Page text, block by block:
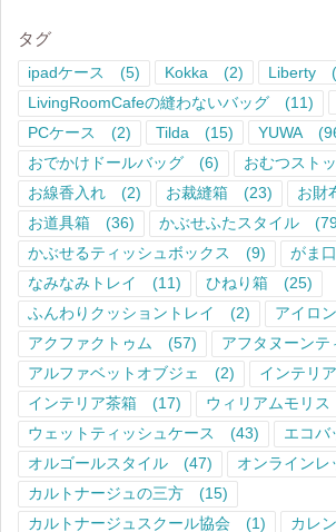
タグ
ipadケース (5) Kokka (2) Liberty
LivingRoomCafeの縫わないバッグ
(11)
PCケース
(2) Tilda (15) YUWA
おでかけドールバッグ
(6) おむつスト
お線香入れ
(2) お裁縫箱 (23) お財
お道具箱
(36) かぶせふたスタイル
かぶせるティッシュボックス
(9) がま
なみなみトレイ
(11) ひねり箱
(25)
ふんわりクッショントレイ
(2) アイロ
アクファクトゥム
(57) アフタヌーンテ
アルファベットオブジェ
(2) インテリ
インテリア茶箱
(17) ウィリアムモリス
ウェットティッシュケース
(43) エコバ
オルゴールスタイル
(47) オンラインレ
カルトナージュの三方
(15)
カルトナージュスクール協会
(1) カレ